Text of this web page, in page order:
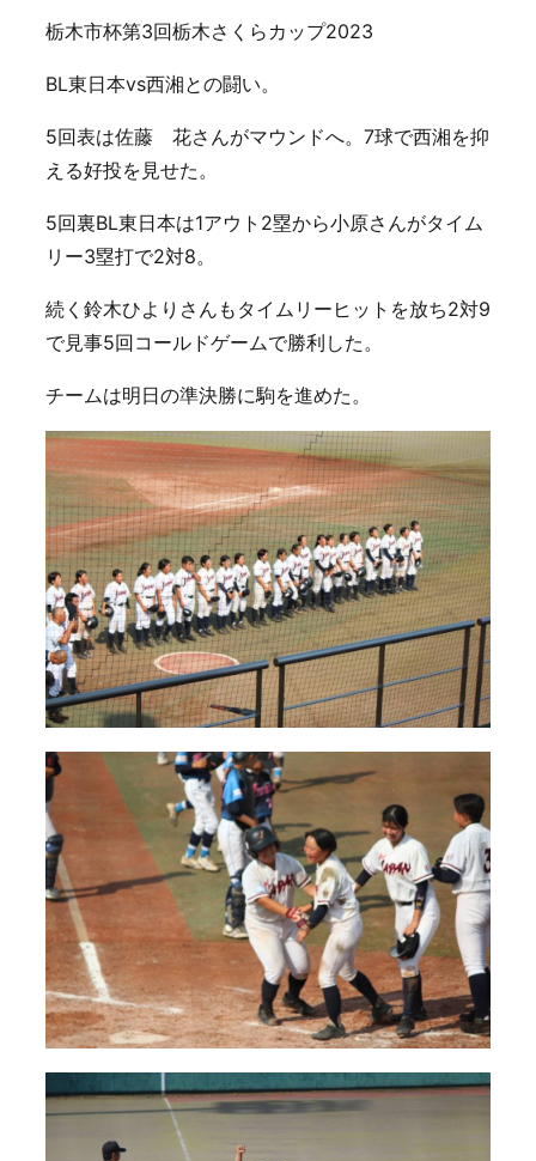
栃木市杯第3回栃木さくらカップ2023
BL東日本vs西湘との闘い。
5回表は佐藤 花さんがマウンドへ。7球で西湘を抑
える好投を見せた。
5回裏BL東日本は1アウト2塁から小原さんがタイム
リー3塁打で2対8。
続く鈴木ひよりさんもタイムリーヒットを放ち2対9
で見事5回コールドゲームで勝利した。
チームは明日の準決勝に駒を進めた。